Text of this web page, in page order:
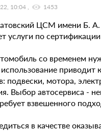
10:04 1453
ЦСМ имени Б. А.
услуги по
со временем
приводит
подвески, мотора,
Выбор автосервиса -
взвешенного
в качестве